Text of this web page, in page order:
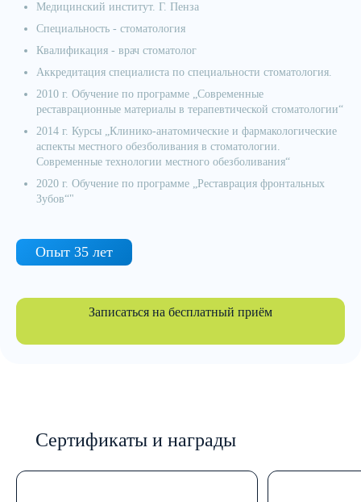
Медицинский институт. Г. Пенза
Специальность - стоматология
Квалификация - врач стоматолог
Аккредитация специалиста по специальности стоматология.
2010 г. Обучение по программе „Современные
реставрационные материалы в терапевтической стоматологии“
2014 г. Курсы „Клинико-анатомические и фармакологические
аспекты местного обезболивания в стоматологии.
Современные технологии местного обезболивания“
2020 г. Обучение по программе „Реставрация фронтальных
Зубов“"
Опыт 35 лет
Записаться на бесплатный приём
Сертификаты и награды